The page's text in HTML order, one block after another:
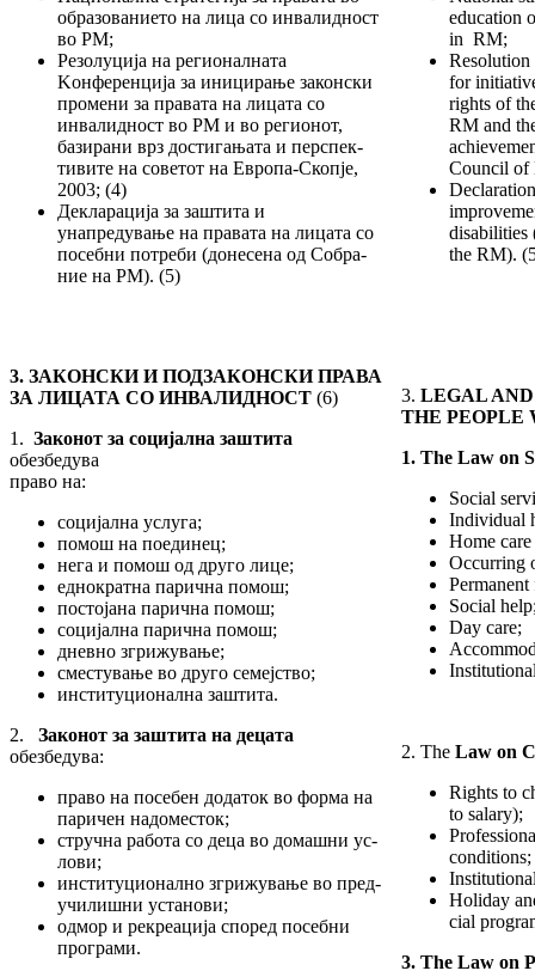
обра­зова­ние­то на лица со инвалидност
во РМ;
Резолуција на регионалната
Kонференција за ини­ци­ра­ње законски
промени за правата на лицата со
инвалидност во РМ и во ре­гио­нот,
базирани врз достигањата и перс­пек­
тивите на советот на Европа-Скопје,
2003; (4)
Декларација за заштита и
унапредување на правата на лицата со
посебни потреби (до­не­сена од Со­бра­­
ние на РМ). (5)
education
in RM;
Resolution
for
rights of
RM and
Coun­cil of
disabilities
the RM).
3. ЗАКОНСКИ И ПОДЗАКОНСКИ ПРАВА
ЗА ЛИЦАТА СО ИНВАЛИДНОСТ (6)
1. Законот за социјална заштита
обезбедува
право на:
социјална услуга;
помош на поединец;
нега и помош од друго лице;
еднократна парична помош;
постојана парична помош;
социјална парична помош;
дневно згрижување;
сместување во друго семејство;
институционална заштита.
2. Законот за заштита на децата
обезбедува:
право на посебен додаток во форма на
па­ри­чен надоместок;
стручна работа со деца во домашни ус­
ло­ви;
институционално згрижување во пред­
учи­лишни установи;
одмор и рекреација според посебни
про­­­грами.
3. LEGAL
THE
1. The Law on
Social
Individual
Home
Occurring
Social
Day care;
2. The Law on
Rights to
to salary);
conditions;
Holiday
cial
3. The Law on